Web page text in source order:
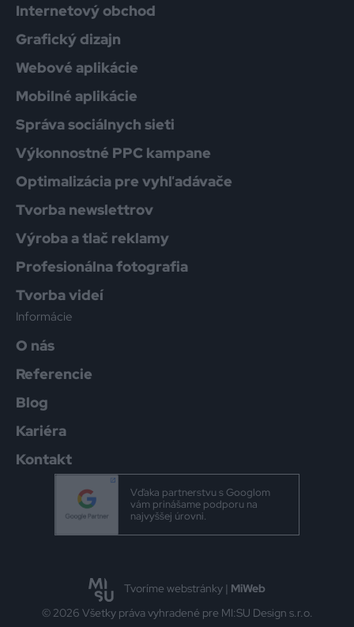
Internetový obchod
Grafický dizajn
Webové aplikácie
Mobilné aplikácie
Správa sociálnych sieti
Výkonnostné PPC kampane
Optimalizácia pre vyhľadávače
Tvorba newslettrov
Výroba a tlač reklamy
Profesionálna fotografia
Tvorba videí
Informácie
O nás
Referencie
Blog
Kariéra
Kontakt
Vďaka partnerstvu s Googlom
vám prinášame podporu na
najvyššej úrovni.
© 2026 Všetky práva vyhradené pre MI:SU Design s.r.o.
Tvoríme webstránky | MiWeb